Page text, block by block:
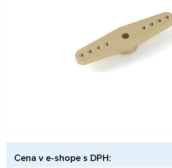
Cena v e-shope s DPH: